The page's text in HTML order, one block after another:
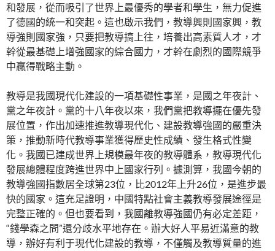
和發展，從而吸引了世界上最優秀的學者和學生，無力促進
了德國的統一和突起。這也啟示我們，教導興則國家興，教
導強則國家強，只要把教導搞上往，培養出高素質人才，才
幹從最基礎上增強國家的綜合國力，才幹在劇烈的國際競爭
中贏得戰略主動。
教導是我國現代化建設的一項基礎性事業，是國之年夜計、
黨之年夜計。黨的十八年夜以來，我們黨把教導擺在優先發
展位置，作出加速推進教導現代化、建設教導強國的嚴重決
策，推動新時代教導事業獲得歷史性成績、發生格式性變
化。我國已建成世界上規模最年夜的教導體系，教導現代化
發展總體程度跨進世界中上國家行列。據測算，我國今朝的
教導強國指數居全球第23位，比2012年上升26位，是進步最
快的國家。這充足證明，中國特點社會主義教導發展途徑是
完整正確的。但也要看到，我國離教導強國仍有必定差距，
“錢學森之問”還分歧水平地存在。辦大好人平易近滿意的教
導，辦好有利于現代化建設的教導，不僅觸及教導質量的進